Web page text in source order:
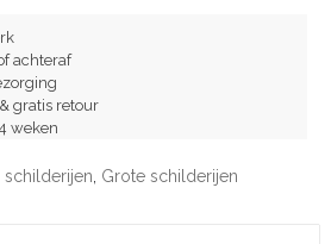
achteraf
gratis retour
weken
schilderijen Grote schilderijen